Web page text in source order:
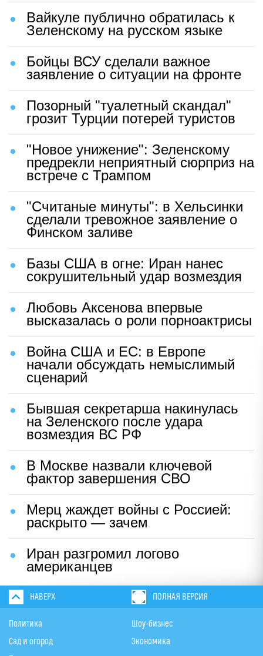
Вайкуле публично обратилась к
Зеленскому на русском языке
Бойцы ВСУ сделали важное
заявление о ситуации на фронте
Позорный "туалетный скандал"
грозит Турции потерей туристов
"Новое унижение": Зеленскому
предрекли неприятный сюрприз на
встрече с Трампом
"Считаные минуты": в Хельсинки
сделали тревожное заявление о
Финском заливе
Базы США в огне: Иран нанес
сокрушительный удар возмездия
Любовь Аксенова впервые
высказалась о роли порноактрисы
Война США и ЕС: в Европе
начали обсуждать немыслимый
сценарий
Бывшая секретарша накинулась
на Зеленского после удара
возмездия ВС РФ
В Москве назвали ключевой
фактор завершения СВО
Мерц жаждет войны с Россией:
раскрыто — зачем
Иран разгромил логово
американцев
НАВЕРХ ПОЛНАЯ ВЕРСИЯ
Политика
Сад и огород
Шоу-бизнес
Экономика